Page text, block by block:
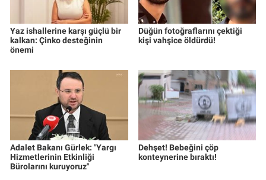
Yaz ishallerine karşı güçlü bir
kalkan: Çinko desteğinin
önemi
Düğün fotoğraflarını çektiği
kişi vahşice öldürdü!
Adalet Bakanı Gürlek: "Yargı
Hizmetlerinin Etkinliği
Bürolarını kuruyoruz"
Dehşet! Bebeğini çöp
konteynerine bıraktı!